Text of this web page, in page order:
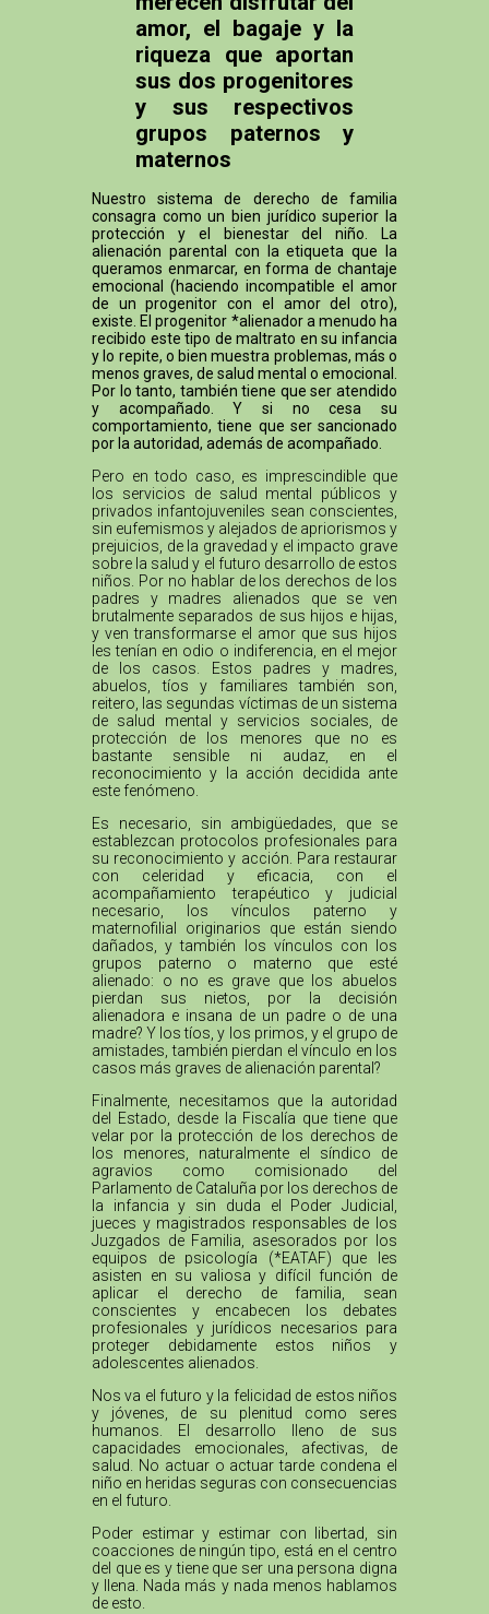
amor, el bagaje y la
riqueza que aportan
sus dos progenitores
y sus respectivos
grupos paternos y
maternos
Nuestro sistema de derecho de familia
consagra como un bien jurídico superior la
protección y el bienestar del niño. La
alienación parental con la etiqueta que la
queramos enmarcar, en forma de chantaje
emocional (haciendo incompatible el amor
de un progenitor con el amor del otro),
existe. El progenitor *alienador a menudo ha
recibido este tipo de maltrato en su infancia
y lo repite, o bien muestra problemas, más o
menos graves, de salud mental o emocional.
Por lo tanto, también tiene que ser atendido
y acompañado. Y si no cesa su
comportamiento, tiene que ser sancionado
por la autoridad, además de acompañado.
Pero en todo caso, es imprescindible que
los servicios de salud mental públicos y
privados infantojuveniles sean conscientes,
sin eufemismos y alejados de apriorismos y
prejuicios, de la gravedad y el impacto grave
sobre la salud y el futuro desarrollo de estos
niños. Por no hablar de los derechos de los
padres y madres alienados que se ven
brutalmente separados de sus hijos e hijas,
y ven transformarse el amor que sus hijos
les tenían en odio o indiferencia, en el mejor
de los casos. Estos padres y madres,
abuelos, tíos y familiares también son,
reitero, las segundas víctimas de un sistema
de salud mental y servicios sociales, de
protección de los menores que no es
bastante sensible ni audaz, en el
reconocimiento y la acción decidida ante
este fenómeno.
Es necesario, sin ambigüedades, que se
establezcan protocolos profesionales para
su reconocimiento y acción. Para restaurar
con celeridad y eficacia, con el
acompañamiento terapéutico y judicial
necesario, los vínculos paterno y
maternofilial originarios que están siendo
dañados, y también los vínculos con los
grupos paterno o materno que esté
alienado: o no es grave que los abuelos
pierdan sus nietos, por la decisión
alienadora e insana de un padre o de una
madre? Y los tíos, y los primos, y el grupo de
amistades, también pierdan el vínculo en los
casos más graves de alienación parental?
Finalmente, necesitamos que la autoridad
del Estado, desde la Fiscalía que tiene que
velar por la protección de los derechos de
los menores, naturalmente el síndico de
agravios como comisionado del
Parlamento de Cataluña por los derechos de
la infancia y sin duda el Poder Judicial,
jueces y magistrados responsables de los
Juzgados de Familia, asesorados por los
equipos de psicología (*EATAF) que les
asisten en su valiosa y difícil función de
aplicar el derecho de familia, sean
conscientes y encabecen los debates
profesionales y jurídicos necesarios para
proteger debidamente estos niños y
adolescentes alienados.
Nos va el futuro y la felicidad de estos niños
y jóvenes, de su plenitud como seres
humanos. El desarrollo lleno de sus
capacidades emocionales, afectivas, de
salud. No actuar o actuar tarde condena el
niño en heridas seguras con consecuencias
en el futuro.
Poder estimar y estimar con libertad, sin
coacciones de ningún tipo, está en el centro
del que es y tiene que ser una persona digna
y llena. Nada más y nada menos hablamos
de esto.